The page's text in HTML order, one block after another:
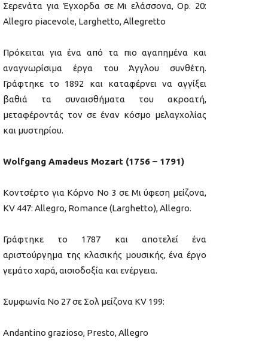
Σερενάτα για Έγχορδα σε Μι ελάσσονα, Op. 20:
Allegro piacevole, Larghetto, Allegretto
Πρόκειται για ένα από τα πιο αγαπημένα και
αναγνωρίσιμα έργα του Άγγλου συνθέτη.
Γράφτηκε το 1892 και καταφέρνει να αγγίξει
βαθιά τα συναισθήματα του ακροατή,
μεταφέροντάς τον σε έναν κόσμο μελαγχολίας
και μυστηρίου.
Wolfgang Amadeus Mozart (1756 – 1791)
Κοντσέρτο για Κόρνο Νο 3 σε Μι ύφεση μείζονα,
KV 447: Allegro, Romance (Larghetto), Allegro.
Γράφτηκε το 1787 και αποτελεί ένα
αριστούργημα της κλασικής μουσικής, ένα έργο
γεμάτο χαρά, αισιοδοξία και ενέργεια.
Συμφωνία Νο 27 σε Σολ μείζονα KV 199:
Andantino grazioso, Presto, Allegro